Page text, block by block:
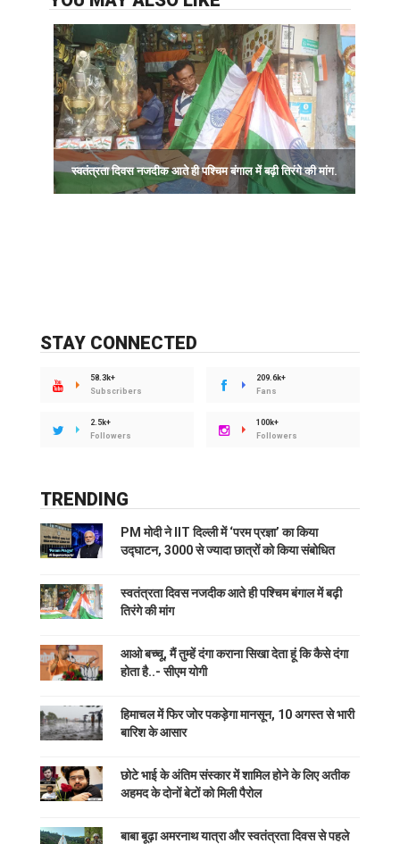
स्वतंत्रता दिवस नजदीक आते ही पश्चिम बंगाल में बढ़ी तिरंगे की मांग.
STAY CONNECTED
58.3k+
Subscribers
209.6k+
Fans
2.5k+
Followers
100k+
Followers
TRENDING
PM मोदी ने IIT दिल्ली में ‘परम प्रज्ञा’ का किया
उद्घाटन, 3000 से ज्यादा छात्रों को किया संबोधित
स्वतंत्रता दिवस नजदीक आते ही पश्चिम बंगाल में बढ़ी
तिरंगे की मांग
आओ बच्चू, मैं तुम्हें दंगा कराना सिखा देता हूं कि कैसे दंगा
होता है..- सीएम योगी
हिमाचल में फिर जोर पकड़ेगा मानसून, 10 अगस्त से भारी
बारिश के आसार
छोटे भाई के अंतिम संस्कार में शामिल होने के लिए अतीक
अहमद के दोनों बेटों को मिली पैरोल
बाबा बूढ़ा अमरनाथ यात्रा और स्वतंत्रता दिवस से पहले